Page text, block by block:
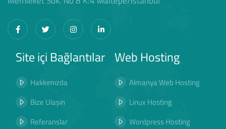
Site içi Bağlantılar
Hakkımızda
Bize Ulaşın
Referanslar
Web Hosting
Almanya Web Hosting
Linux Hosting
Wordpress Hosting